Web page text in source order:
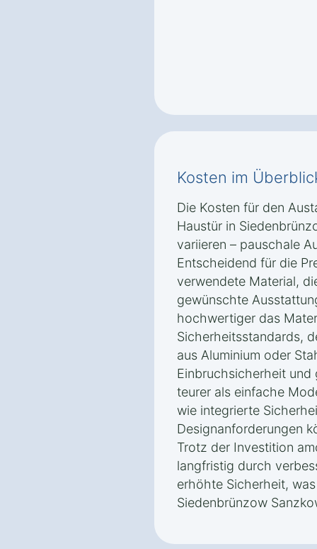
Kosten im
Die Kosten für den
Haustür in
variieren – pauschale
Entscheidend für die
verwendete Material,
gewünschte
hochwertiger das
Sicherheitsstandards,
aus Aluminium oder
Einbruchsicherheit und
teurer als einfache
wie integrierte
Designanforderungen
Trotz der Investition
langfristig durch
erhöhte Sicherheit,
Siedenbrünzow